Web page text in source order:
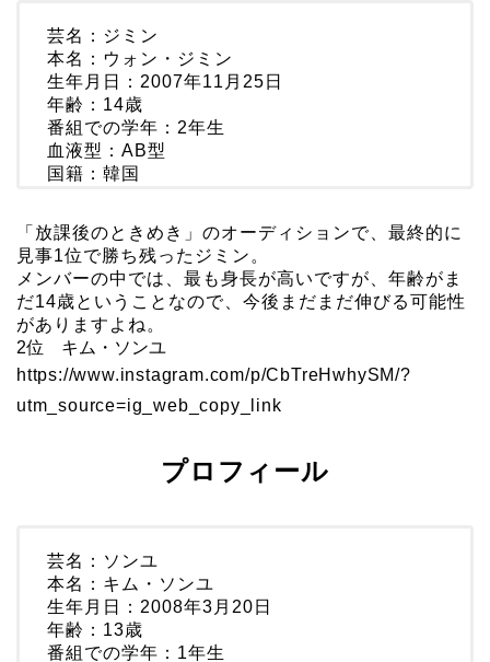
芸名：ジミン
本名：ウォン・ジミン
生年月日：2007年11月25日
年齢：14歳
番組での学年：2年生
血液型：AB型
国籍：韓国
「放課後のときめき」のオーディションで、最終的に
見事1位で勝ち残ったジミン。
メンバーの中では、最も身長が高いですが、年齢がま
だ14歳ということなので、今後まだまだ伸びる可能性
がありますよね。
2位 キム・ソンユ
https://www.instagram.com/p/CbTreHwhySM/?
utm_source=ig_web_copy_link
プロフィール
芸名：ソンユ
本名：キム・ソンユ
生年月日：2008年3月20日
年齢：13歳
番組での学年：1年生